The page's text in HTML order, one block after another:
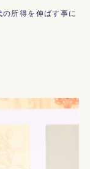
所得を伸ばす事に